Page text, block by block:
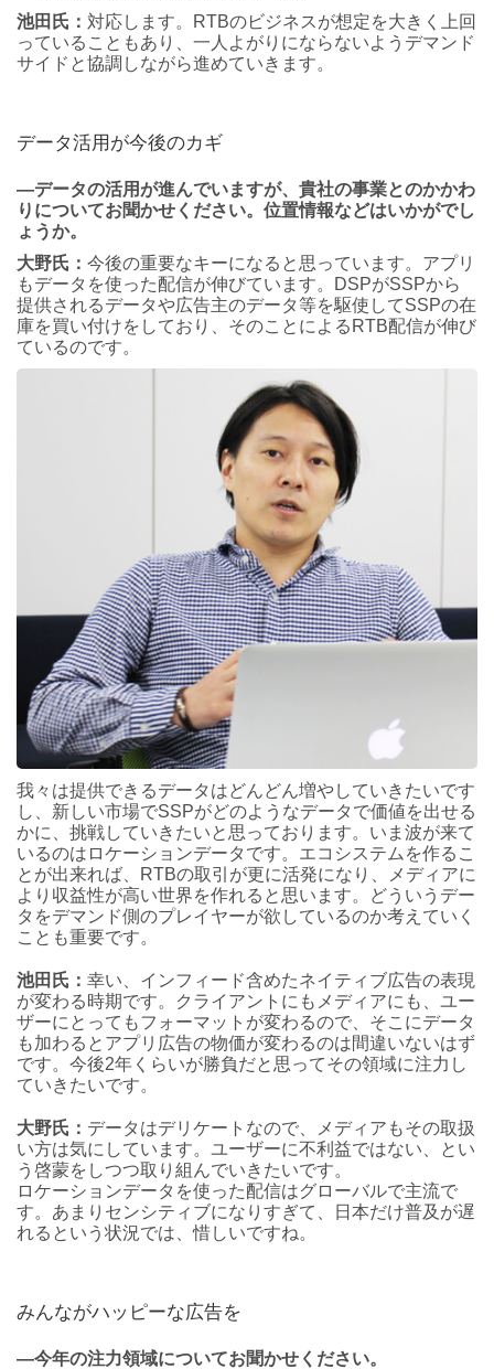
池田氏： 対応します。RTBのビジネスが想定を大きく上回
っていることもあり、一人よがりにならないようデマンド
サイドと協調しながら進めていきます。
データ活用が今後のカギ
―データの活用が進んでいますが、貴社の事業とのかかわ
りについてお聞かせください。位置情報などはいかがでし
ょうか。
大野氏： 今後の重要なキーになると思っています。アプリ
もデータを使った配信が伸びています。DSPがSSPから
提供されるデータや広告主のデータ等を駆使してSSPの在
庫を買い付けをしており、そのことによるRTB配信が伸び
ているのです。
我々は提供できるデータはどんどん増やしていきたいです
し、新しい市場でSSPがどのようなデータで価値を出せる
かに、挑戦していきたいと思っております。いま波が来て
いるのはロケーションデータです。エコシステムを作るこ
とが出来れば、RTBの取引が更に活発になり、メディアに
より収益性が高い世界を作れると思います。どういうデー
タをデマンド側のプレイヤーが欲しているのか考えていく
ことも重要です。
池田氏： 幸い、インフィード含めたネイティブ広告の表現
が変わる時期です。クライアントにもメディアにも、ユー
ザーにとってもフォーマットが変わるので、そこにデータ
も加わるとアプリ広告の物価が変わるのは間違いないはず
です。今後2年くらいが勝負だと思ってその領域に注力し
ていきたいです。
大野氏： データはデリケートなので、メディアもその取扱
い方は気にしています。ユーザーに不利益ではない、とい
う啓蒙をしつつ取り組んでいきたいです。
ロケーションデータを使った配信はグローバルで主流で
す。あまりセンシティブになりすぎて、日本だけ普及が遅
れるという状況では、惜しいですね。
みんながハッピーな広告を
―今年の注力領域についてお聞かせください。